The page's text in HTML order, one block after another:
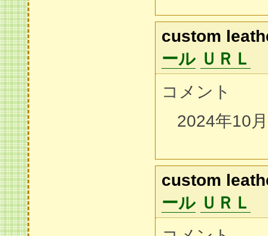
custom
ール ＵＲＬ
コメント
2024年10
custom
ール ＵＲＬ